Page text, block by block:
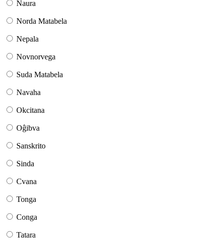
Naura
Norda Matabela
Nepala
Novnorvega
Suda Matabela
Navaha
Okcitana
Oĝibva
Sanskrito
Sinda
Cvana
Tonga
Conga
Tatara